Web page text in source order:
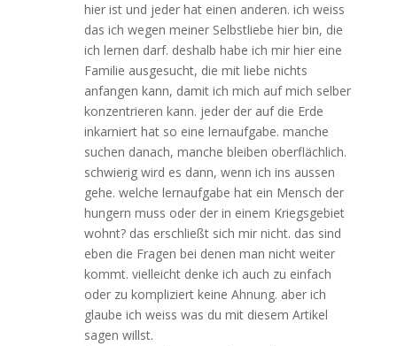
hier ist und jeder hat einen anderen. ich weiss
das ich wegen meiner Selbstliebe hier bin, die
ich lernen darf. deshalb habe ich mir hier eine
Familie ausgesucht, die mit liebe nichts
anfangen kann, damit ich mich auf mich selber
konzentrieren kann. jeder der auf die Erde
inkarniert hat so eine lernaufgabe. manche
suchen danach, manche bleiben oberflächlich.
schwierig wird es dann, wenn ich ins aussen
gehe. welche lernaufgabe hat ein Mensch der
hungern muss oder der in einem Kriegsgebiet
wohnt? das erschließt sich mir nicht. das sind
eben die Fragen bei denen man nicht weiter
kommt. vielleicht denke ich auch zu einfach
oder zu kompliziert keine Ahnung. aber ich
glaube ich weiss was du mit diesem Artikel
sagen willst.